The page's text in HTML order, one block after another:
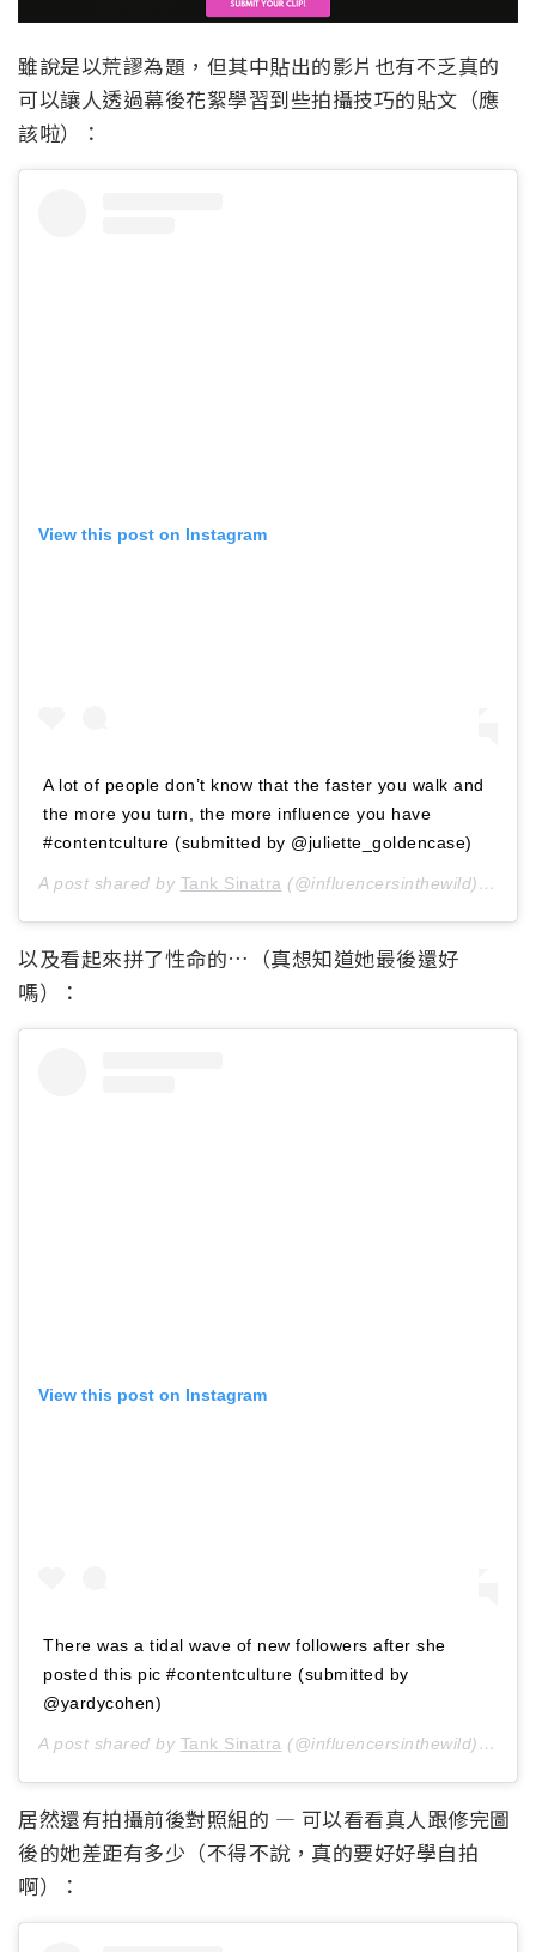
雖說是以荒謬為題，但其中貼出的影片也有不乏真的
可以讓人透過幕後花絮學習到些拍攝技巧的貼文（應
該啦）：
View this post on Instagram
A lot of people don’t know that the faster you walk and
the more you turn, the more influence you have
#contentculture (submitted by @juliette_goldencase)
A post shared by Tank Sinatra (@influencersinthewild) on
以及看起來拼了性命的…（真想知道她最後還好
嗎）：
View this post on Instagram
There was a tidal wave of new followers after she
posted this pic #contentculture (submitted by
@yardycohen)
A post shared by Tank Sinatra (@influencersinthewild) on
居然還有拍攝前後對照組的 — 可以看看真人跟修完圖
後的她差距有多少（不得不說，真的要好好學自拍
啊）：